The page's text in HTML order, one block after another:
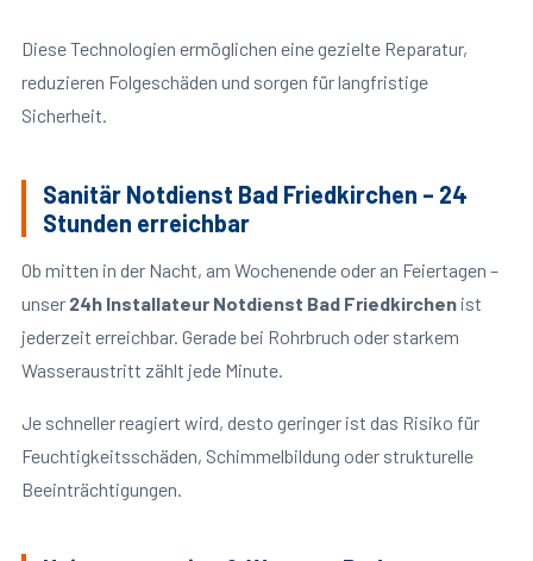
Diese Technologien ermöglichen eine gezielte Reparatur,
reduzieren Folgeschäden und sorgen für langfristige
Sicherheit.
Sanitär Notdienst Bad Friedkirchen – 24
Stunden erreichbar
Ob mitten in der Nacht, am Wochenende oder an Feiertagen –
unser 24h Installateur Notdienst Bad Friedkirchenist
jederzeit erreichbar. Gerade bei Rohrbruch oder starkem
Wasseraustritt zählt jede Minute.
Je schneller reagiert wird, desto geringer ist das Risiko für
Feuchtigkeitsschäden, Schimmelbildung oder strukturelle
Beeinträchtigungen.